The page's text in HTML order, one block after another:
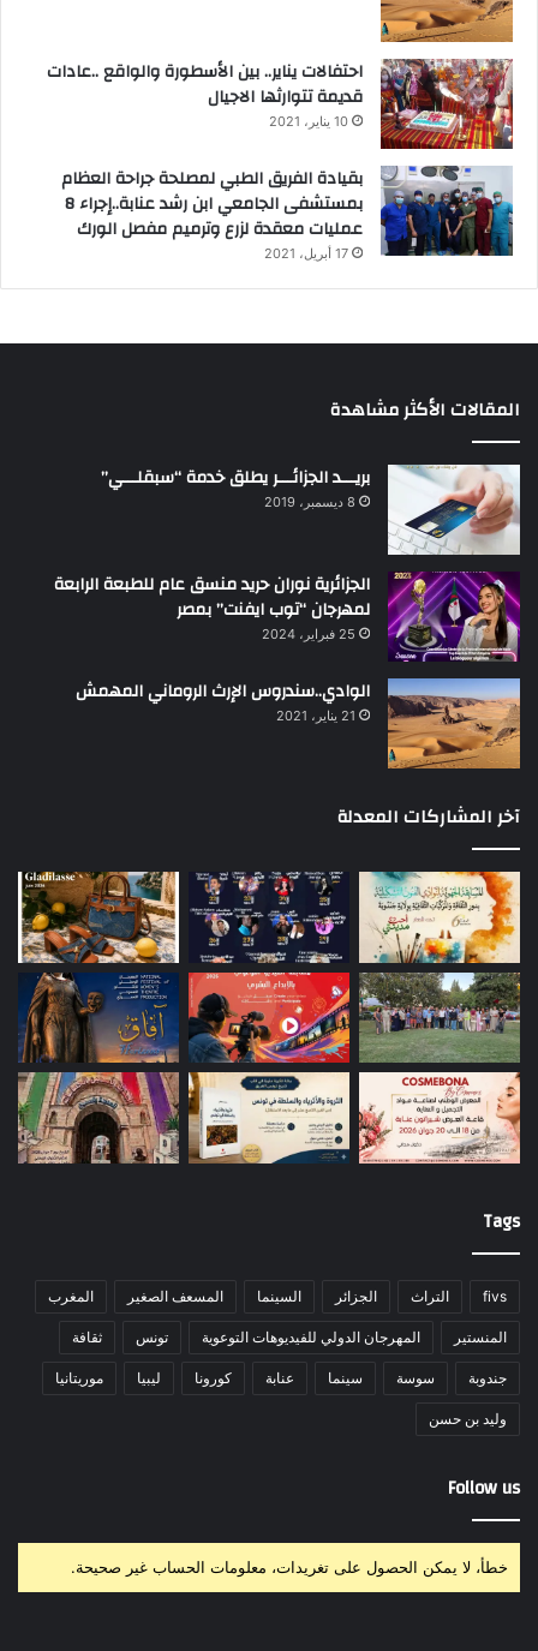
احتفالات يناير.. بين الأسطورة والواقع ..عادات
قديمة تتوارثها الاجيال
10 يناير، 2021
بقيادة الفريق الطبي لمصلحة جراحة العظام
بمستشفى الجامعي ابن رشد عنابة..إجراء 8
عمليات معقدة لزرع وترميم مفصل الورك
17 أبريل، 2021
المقالات الأكثر مشاهدة
بريـــد الجزائـــر يطلق خدمة “سبقلـــي”
8 ديسمبر، 2019
الجزائرية نوران حريد منسق عام للطبعة الرابعة
لمهرجان “توب ايفنت” بمصر
25 فبراير، 2024
الوادي..سندروس الإرث الروماني المهمش
21 يناير، 2021
آخر المشاركات المعدلة
Tags
fivs التراث الجزائر السينما المسعف الصغير المغرب
المنستير المهرجان الدولي للفيديوهات التوعوية تونس ثقافة
جندوبة سوسة سينما عنابة كورونا ليبيا موريتانيا
وليد بن حسن
Follow us
خطأ، لا يمكن الحصول على تغريدات، معلومات الحساب غير صحيحة.